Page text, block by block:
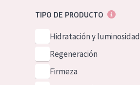
GermanTIPO DE PRODUCTO
Hidratación y luminosidad
Regeneración
Firmeza